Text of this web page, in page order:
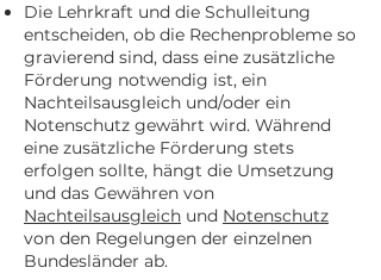
Die Lehrkraft und die Schulleitung
entscheiden, ob die Rechenprobleme so
gravierend sind, dass eine zusätzliche
Förderung notwendig ist, ein
Nachteilsausgleich und/oder ein
Notenschutz gewährt wird. Während
eine zusätzliche Förderung stets
erfolgen sollte, hängt die Umsetzung
und das Gewähren von
Nachteilsausgleich und Notenschutz
von den Regelungen der einzelnen
Bundesländer ab.